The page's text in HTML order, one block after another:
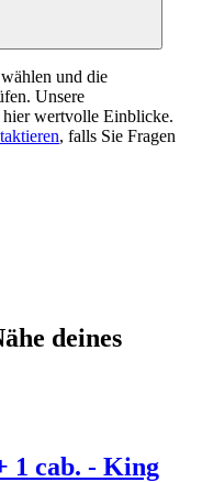
und die
Unsere
wertvolle Einblicke.
, falls Sie Fragen
deines
1 cab. - King